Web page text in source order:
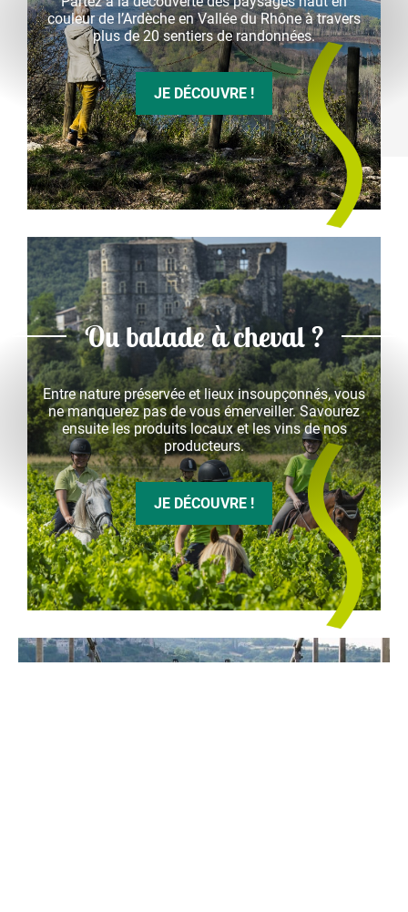
couleur de l’Ardèche en Vallée du Rhône à travers
plus de 20 sentiers de randonnées.
JE DÉCOUVRE !
Ou balade à cheval ?
Entre nature préservée et lieux insoupçonnés, vous
ne manquerez pas de vous émerveiller. Savourez
ensuite les produits locaux et les vins de nos
producteurs.
JE DÉCOUVRE !